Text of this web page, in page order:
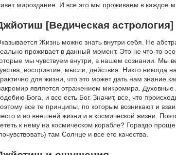
мироздание. И все это мы проживаем в каждое
[Ведическая
Жизнь можно знать внутри себя. Не
проживает в данный момент. Это не что-то
мы чувствуем внутри, в нашем сознании. Мы
восприятие, мысли, действия. Никто никогда
для жизни, что это может дать нам знание
является отражением микромира. Духовные
Бога, и все есть Бог. Значит, все, что
все те принципы, по которым возникают и
и во внешней жизни и в космической жизни.
к нему на космическом корабле? Гораздо
там Солнце и все его качества.